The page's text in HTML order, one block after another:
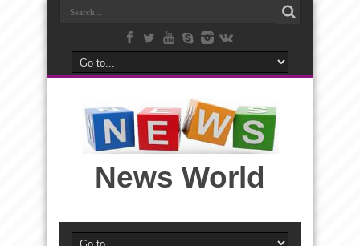
News World